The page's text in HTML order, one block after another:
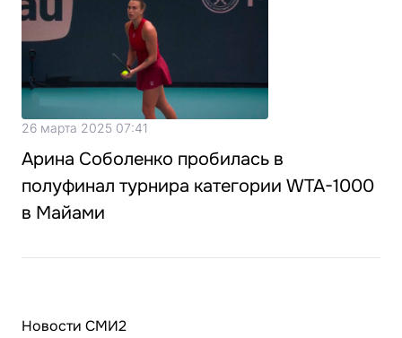
26 марта 2025 07:41
Арина Соболенко пробилась в
полуфинал турнира категории WTA-1000
в Майами
Новости СМИ2